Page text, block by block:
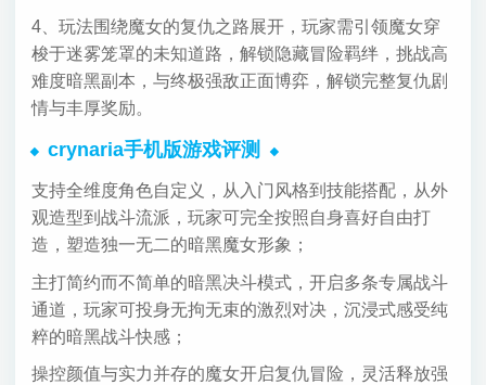
4、玩法围绕魔女的复仇之路展开，玩家需引领魔女穿
梭于迷雾笼罩的未知道路，解锁隐藏冒险羁绊，挑战高
难度暗黑副本，与终极强敌正面博弈，解锁完整复仇剧
情与丰厚奖励。
crynaria手机版游戏评测
支持全维度角色自定义，从入门风格到技能搭配，从外
观造型到战斗流派，玩家可完全按照自身喜好自由打
造，塑造独一无二的暗黑魔女形象；
主打简约而不简单的暗黑决斗模式，开启多条专属战斗
通道，玩家可投身无拘无束的激烈对决，沉浸式感受纯
粹的暗黑战斗快感；
操控颜值与实力并存的魔女开启复仇冒险，灵活释放强